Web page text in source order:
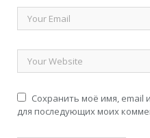
Сохранить моё имя, email
для последующих моих